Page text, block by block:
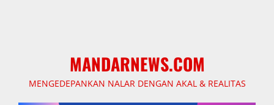
MANDARNEWS.COM
MENGEDEPANKAN NALAR DENGAN AKAL & REALITAS